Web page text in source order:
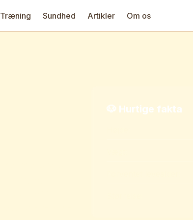
Træning Sundhed Artikler Om os
🐶 Hurtige fakta